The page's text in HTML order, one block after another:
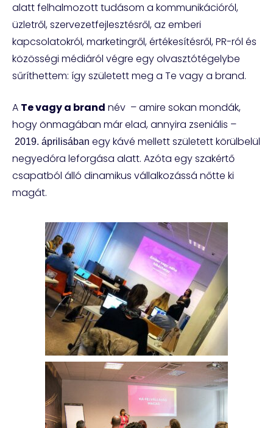
alatt felhalmozott tudásom a kommunikációról,
üzletről, szervezetfejlesztésről, az emberi
kapcsolatokról, marketingről, értékesítésről, PR-ról és
közösségi médiáról végre egy olvasztótégelybe
sűríthettem: így született meg a Te vagy a brand.
A Te vagy a brand név – amire sokan mondák,
hogy önmagában már elad, annyira zseniális –
2019. áprilisában egy kávé mellett született körülbelül
negyedóra leforgása alatt. Azóta egy szakértő
csapatból álló dinamikus vállalkozássá nőtte ki
magát.